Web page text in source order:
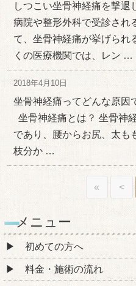
しつこい坐骨神経痛を撃退
病院や整形外科で受診され
て、坐骨神経痛が挙げられ
くの医療機関では、レン …
2018年4月10日
坐骨神経痛ってどんな原因
坐骨神経痛とは？ 坐骨神
であり、腰からお尻、太も
枝分か …
« <
メニュー
初めての方へ
料金・施術の流れ